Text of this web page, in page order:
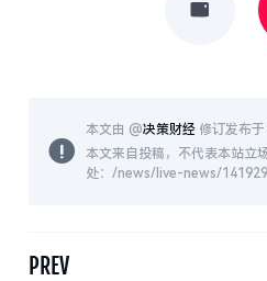
本文由 @决策财经 修订发布
本文来自投稿，不代表本站立
处：/news/live-news/141929
PREV